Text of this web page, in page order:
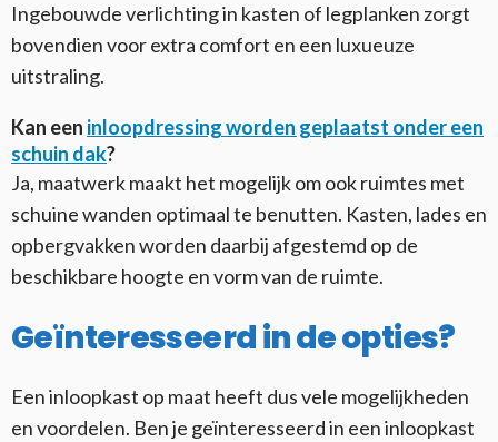
Ingebouwde verlichting in kasten of legplanken zorgt
bovendien voor extra comfort en een luxueuze
uitstraling.
Kan een inloopdressing worden geplaatst onder een
schuin dak?
Ja, maatwerk maakt het mogelijk om ook ruimtes met
schuine wanden optimaal te benutten. Kasten, lades en
opbergvakken worden daarbij afgestemd op de
beschikbare hoogte en vorm van de ruimte.
Geïnteresseerd in de opties?
Een inloopkast op maat heeft dus vele mogelijkheden
en voordelen. Ben je geïnteresseerd in een inloopkast